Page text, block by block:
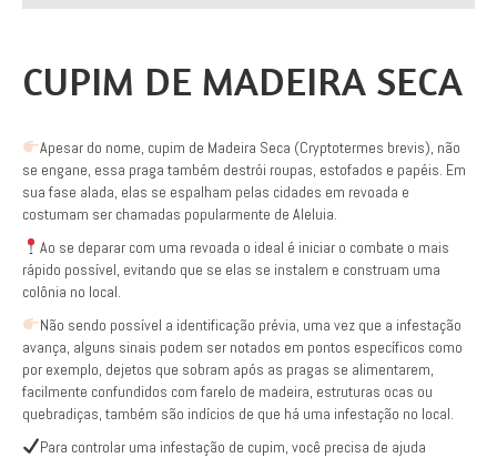
CUPIM DE MADEIRA SECA
Apesar do nome, cupim de Madeira Seca (Cryptotermes brevis), não
se engane, essa praga também destrói roupas, estofados e papéis. Em
sua fase alada, elas se espalham pelas cidades em revoada e
costumam ser chamadas popularmente de Aleluia.
Ao se deparar com uma revoada o ideal é iniciar o combate o mais
rápido possível, evitando que se elas se instalem e construam uma
colônia no local.
Não sendo possível a identificação prévia, uma vez que a infestação
avança, alguns sinais podem ser notados em pontos específicos como
por exemplo, dejetos que sobram após as pragas se alimentarem,
facilmente confundidos com farelo de madeira, estruturas ocas ou
quebradiças, também são indícios de que há uma infestação no local.
Para controlar uma infestação de cupim, você precisa de ajuda